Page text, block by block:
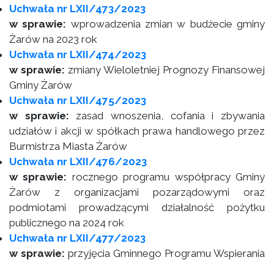
Uchwała nr LXII/473/2023
w sprawie: wprowadzenia zmian w budżecie gminy
Żarów na 2023 rok
Uchwała nr LXII/474/2023
w sprawie: zmiany Wieloletniej Prognozy Finansowej
Gminy Żarów
Uchwała nr LXII/475/2023
w sprawie: zasad wnoszenia, cofania i zbywania
udziałów i akcji w spółkach prawa handlowego przez
Burmistrza Miasta Żarów
Uchwała nr LXII/476/2023
w sprawie: rocznego programu współpracy Gminy
Żarów z organizacjami pozarządowymi oraz
podmiotami prowadzącymi działalność pożytku
publicznego na 2024 rok
Uchwała nr LXII/477/2023
w sprawie: przyjęcia Gminnego Programu Wspierania